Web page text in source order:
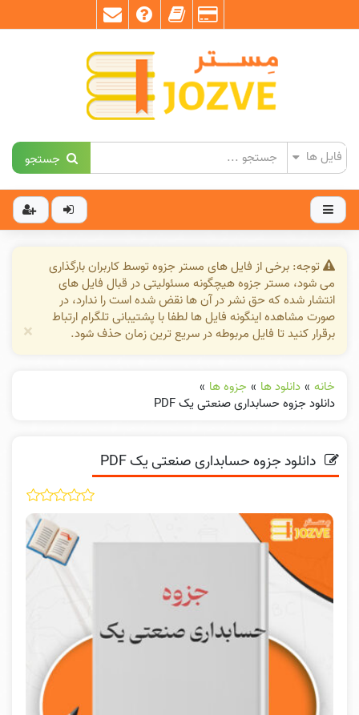
جستجو
توجه: برخی از فایل های مستر جزوه توسط کاربران بارگذاری
می شود، مستر جزوه هیچگونه مسئولیتی در قبال فایل های
انتشار شده که حق نشر در آن ها نقض شده است را ندارد، در
صورت مشاهده اینگونه فایل ها لطفا با پشتیبانی تلگرام ارتباط
برقرار کنید تا فایل مربوطه در سریع ترین زمان حذف شود.
×
خانه » دانلود ها » جزوه ها »
دانلود جزوه حسابداری صنعتی یک PDF
دانلود جزوه حسابداری صنعتی یک PDF